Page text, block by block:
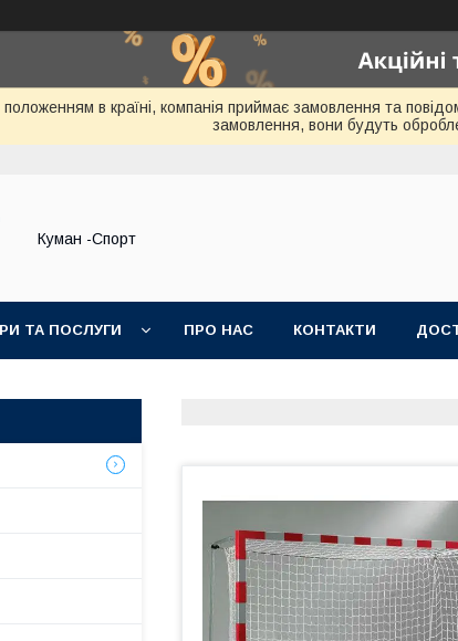
положенням в країні, компанія приймає замовлення та
замовлення, вони будуть
Куман -Спорт
ТА ПОСЛУГИ ПРО НАС КОНТАКТИ